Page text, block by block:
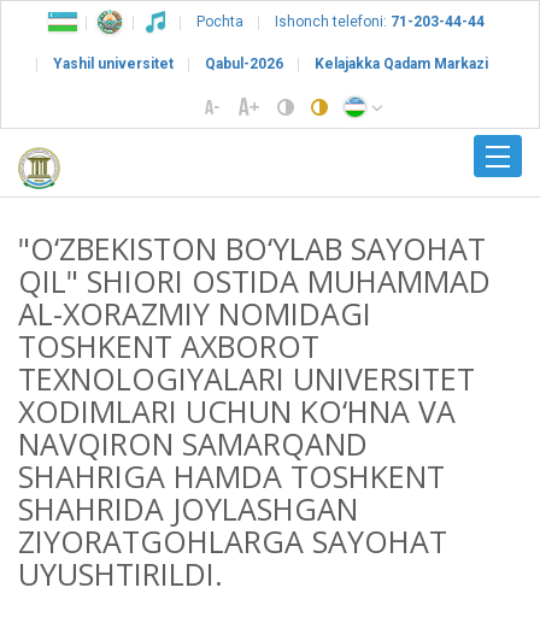
Pochta Ishonch telefoni: 71-203-44-44
Yashil universitet Qabul-2026 Kelajakka Qadam Markazi
"O‘ZBEKISTON BO‘YLAB SAYOHAT
QIL" SHIORI OSTIDA MUHAMMAD
AL-XORAZMIY NOMIDAGI
TOSHKENT AXBOROT
TEXNOLOGIYALARI UNIVERSITET
XODIMLARI UCHUN KO‘HNA VA
NAVQIRON SAMARQAND
SHAHRIGA HAMDA TOSHKENT
SHAHRIDA JOYLASHGAN
ZIYORATGOHLARGA SAYOHAT
UYUSHTIRILDI.